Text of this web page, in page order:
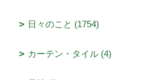
日々のこと (1754)
カーテン・タイル (4)